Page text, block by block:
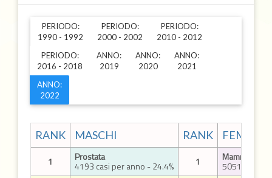
PERIODO:
1990 - 1992
PERIODO:
2000 - 2002
PERIODO:
2010 - 2012
PERIODO:
2016 - 2018
ANNO:
2019
ANNO:
2020
ANNO:
2021
ANNO:
2022
RANK MASCHI RANK
1 Prostata
4193 casi per anno - 24.4% 1 Mammella
5051 casi